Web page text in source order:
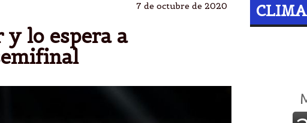
7 de octubre de 2020
y lo espera a
CLIMA